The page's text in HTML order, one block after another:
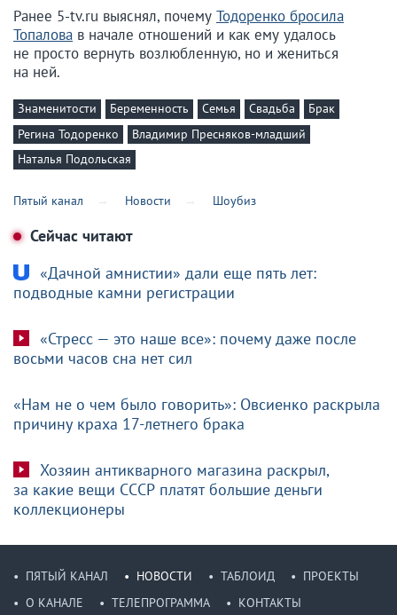
Ранее 5-tv.ru выяснял, почему Тодоренко бросила
Топалова в начале отношений и как ему удалось
не просто вернуть возлюбленную, но и жениться
на ней.
Знаменитости Беременность Семья Свадьба
Брак
Регина Тодоренко
Владимир Пресняков-младший
Наталья Подольская
Пятый канал Новости Шоубиз
Сейчас читают
«Дачной амнистии» дали еще пять лет:
подводные камни регистрации
«Стресс — это наше все»: почему даже после
восьми часов сна нет сил
«Нам не о чем было говорить»: Овсиенко раскрыла
причину краха 17-летнего брака
Хозяин антикварного магазина раскрыл,
за какие вещи СССР платят большие деньги
коллекционеры
ПЯТЫЙ КАНАЛ НОВОСТИ ТАБЛОИД
ПРОЕКТЫ
О КАНАЛЕ
ТЕЛЕПРОГРАММА КОНТАКТЫ